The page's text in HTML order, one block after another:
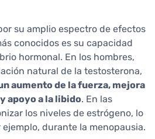
su amplio espectro de efectos
conocidos es su capacidad
hormonal. En los hombres,
natural de la testosterona,
aumento de la fuerza, mejora
apoyo a la libido. En las
los niveles de estrógeno, lo
durante la menopausia.